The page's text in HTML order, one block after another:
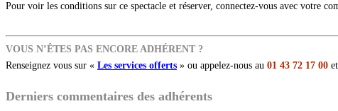
Pour voir les conditions sur ce spectacle et réserver, connectez-vous avec votre
VOUS N’ÊTES PAS ENCORE ADHÉRENT ?
Renseignez vous sur « Les services offerts » ou appelez-nous au 01 43 72 17 00
Derniers commentaires des adhérents